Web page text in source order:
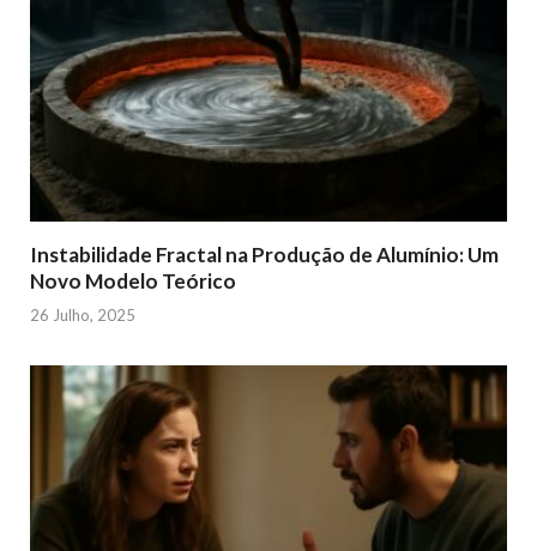
Instabilidade Fractal na Produção de Alumínio: Um
Novo Modelo Teórico
26 Julho, 2025